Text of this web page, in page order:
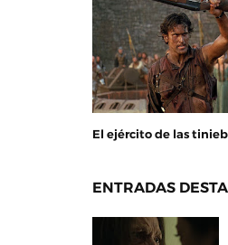
El ejército de las
ENTRADAS